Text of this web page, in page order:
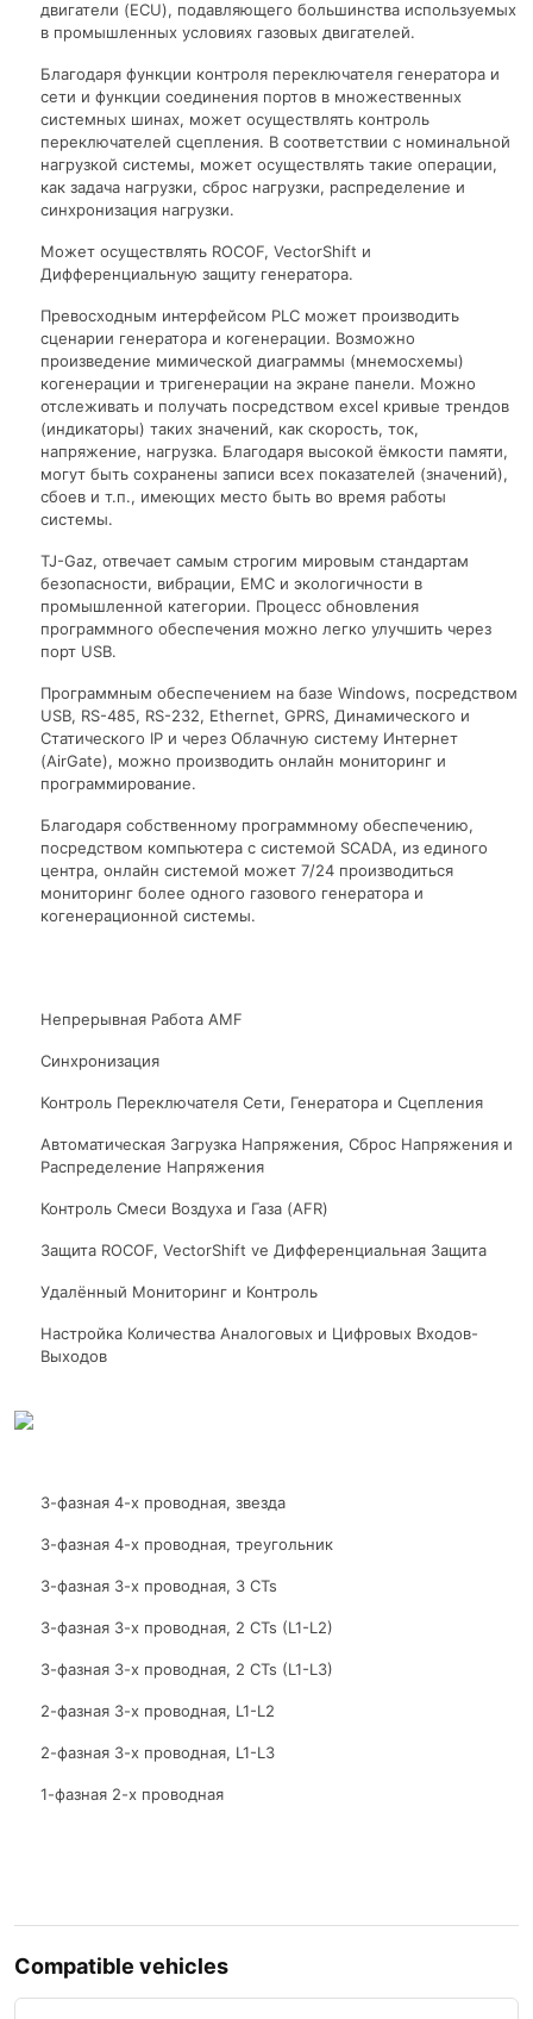
двигатели (ECU), подавляющего большинства используемых
в промышленных условиях газовых двигателей.
Благодаря функции контроля переключателя генератора и
сети и функции соединения портов в множественных
системных шинах, может осуществлять контроль
переключателей сцепления. В соответствии с номинальной
нагрузкой системы, может осуществлять такие операции,
как задача нагрузки, сброс нагрузки, распределение и
синхронизация нагрузки.
Может осуществлять ROCOF, VectorShift и
Дифференциальную защиту генератора.
Превосходным интерфейсом PLC может производить
сценарии генератора и когенерации. Возможно
произведение мимической диаграммы (мнемосхемы)
когенерации и тригенерации на экране панели. Можно
отслеживать и получать посредством excel кривые трендов
(индикаторы) таких значений, как скорость, ток,
напряжение, нагрузка. Благодаря высокой ёмкости памяти,
могут быть сохранены записи всех показателей (значений),
сбоев и т.п., имеющих место быть во время работы
системы.
TJ-Gaz, отвечает самым строгим мировым стандартам
безопасности, вибрации, ЕМС и экологичности в
промышленной категории. Процесс обновления
программного обеспечения можно легко улучшить через
порт USB.
Программным обеспечением на базе Windows, посредством
USB, RS-485, RS-232, Ethernet, GPRS, Динамического и
Статического IP и через Облачную систему Интернет
(AirGate), можно производить онлайн мониторинг и
программирование.
Благодаря собственному программному обеспечению,
посредством компьютера с системой SCADA, из единого
центра, онлайн системой может 7/24 производиться
мониторинг более одного газового генератора и
когенерационной системы.
Непрерывная Работа AMF
Синхронизация
Контроль Переключателя Сети, Генератора и Сцепления
Автоматическая Загрузка Напряжения, Сброс Напряжения и
Распределение Напряжения
Контроль Смеси Воздуха и Газа (AFR)
Защита ROCOF, VectorShift ve Дифференциальная Защита
Удалённый Мониторинг и Контроль
Настройка Количества Аналоговых и Цифровых Входов-
Выходов
3-фазная 4-х проводная, звезда
3-фазная 4-х проводная, треугольник
3-фазная 3-х проводная, 3 CTs
3-фазная 3-х проводная, 2 CTs (L1-L2)
3-фазная 3-х проводная, 2 CTs (L1-L3)
2-фазная 3-х проводная, L1-L2
2-фазная 3-х проводная, L1-L3
1-фазная 2-х проводная
Compatible vehicles